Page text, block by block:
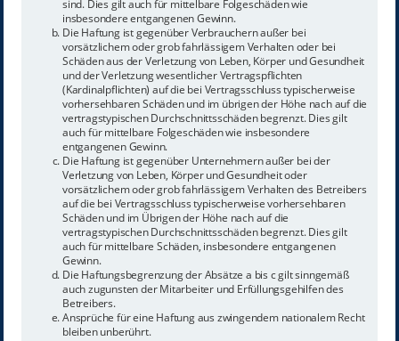
sind. Dies gilt auch für mittelbare Folgeschäden wie
insbesondere entgangenen Gewinn.
Die Haftung ist gegenüber Verbrauchern außer bei
vorsätzlichem oder grob fahrlässigem Verhalten oder bei
Schäden aus der Verletzung von Leben, Körper und Gesundheit
und der Verletzung wesentlicher Vertragspflichten
(Kardinalpflichten) auf die bei Vertragsschluss typischerweise
vorhersehbaren Schäden und im übrigen der Höhe nach auf die
vertragstypischen Durchschnittsschäden begrenzt. Dies gilt
auch für mittelbare Folgeschäden wie insbesondere
entgangenen Gewinn.
Die Haftung ist gegenüber Unternehmern außer bei der
Verletzung von Leben, Körper und Gesundheit oder
vorsätzlichem oder grob fahrlässigem Verhalten des Betreibers
auf die bei Vertragsschluss typischerweise vorhersehbaren
Schäden und im Übrigen der Höhe nach auf die
vertragstypischen Durchschnittsschäden begrenzt. Dies gilt
auch für mittelbare Schäden, insbesondere entgangenen
Gewinn.
Die Haftungsbegrenzung der Absätze a bis c gilt sinngemäß
auch zugunsten der Mitarbeiter und Erfüllungsgehilfen des
Betreibers.
Ansprüche für eine Haftung aus zwingendem nationalem Recht
bleiben unberührt.